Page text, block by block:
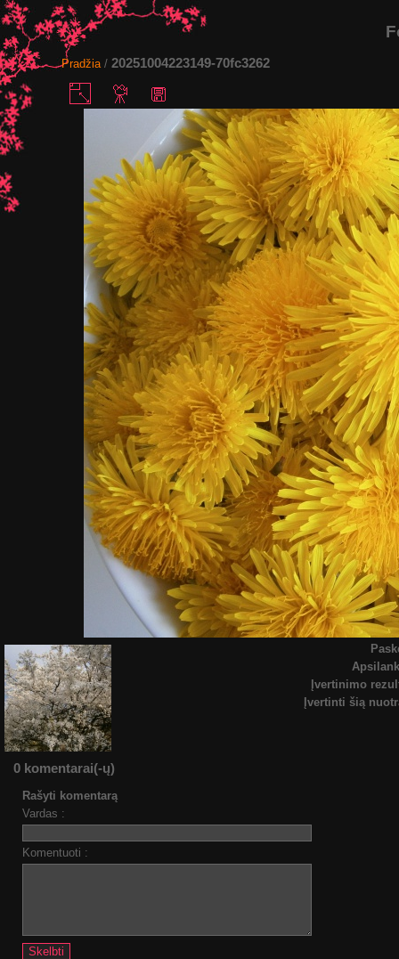
Pradžia/ 20251004223149-70fc3262
Įvertinimo
Įvertinti šią
0 komentarai(-ų)
Rašyti komentarą
Vardas :
Komentuoti :